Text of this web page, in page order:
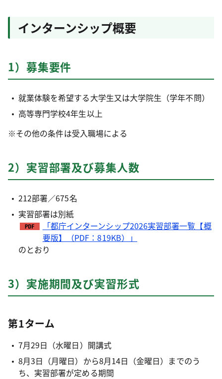
インターンシップ概要
1）募集要件
就業体験を希望する大学生又は大学院生（学年不問）
高等専門学校4年生以上
※その他の条件は受入職場による
2）実習部署及び募集人数
212部署／675名
実習部署は別紙
「都庁インターンシップ2026実習部署一覧【概
要版】（PDF：819KB）」
のとおり
3）実施期間及び実習形式
第1ターム
7月29日（水曜日）開講式
8月3日（月曜日）から8月14日（金曜日）までのう
ち、実習部署が定める期間